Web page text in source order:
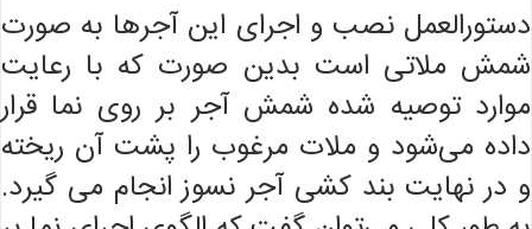
دستورالعمل نصب و اجرای این آجرها به صورت
شمش ملاتی است بدین صورت که با رعایت
موارد توصیه شده شمش آجر بر روی نما قرار
داده می‌شود و ملات مرغوب را پشت آن ریخته
و در نهایت بند کشی آجر نسوز انجام می گیرد.